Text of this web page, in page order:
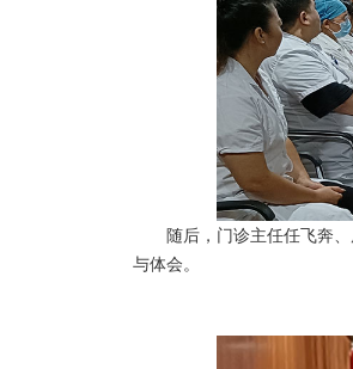
随后，门诊主任任飞奔
与体会。